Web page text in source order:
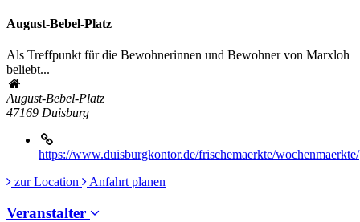
August-Bebel-Platz
Als Treffpunkt für die Bewohnerinnen und Bewohner von Marxloh
beliebt...
August-Bebel-Platz
47169 Duisburg
https://www.duisburgkontor.de/frischemaerkte/wochenmaerkte/
zur Location
Anfahrt planen
Veranstalter